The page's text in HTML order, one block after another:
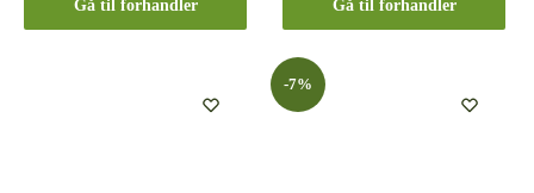
Gå til forhandler Gå til forhandler
-7%